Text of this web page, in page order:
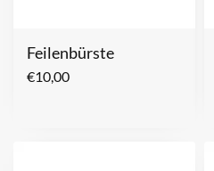
Feilenbürste
€10,00